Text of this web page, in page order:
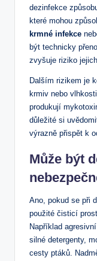
dezinfekce
které mohou
krmné infekce
být technicky
zvyšuje riziko
Dalším rizikem je
krmiv nebo
produkují
důležité si
výrazně přispět k
Může být
Ano, pokud se při
použité čisticí
Například
silné detergenty,
cesty ptáků.